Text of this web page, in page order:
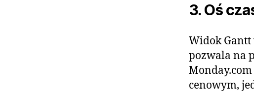
3. Oś
Widok Gantt
pozwala na
cenowym,